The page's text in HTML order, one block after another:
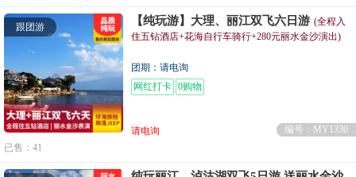
跟团游 【纯玩游】大理、丽江双飞六日游 (全程入
住五钻酒店+花海自行车骑行+280元丽水金沙演出)
团期：请电询
网红打卡 0购物
请电询
编号：MY1330
已售：41